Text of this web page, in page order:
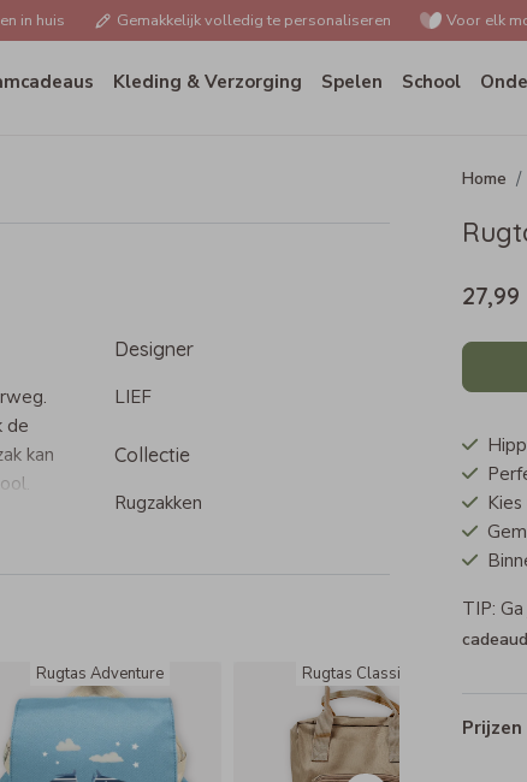
in huis Gemakkelijk volledig te personaliseren Voor elk
Kleding & Verzorging Spelen School
de
kan
Designer
LIEF
Collectie
Rugzakken
Rugtas Adventure Rugtas Classic
27,99
TIP:
Prijzen